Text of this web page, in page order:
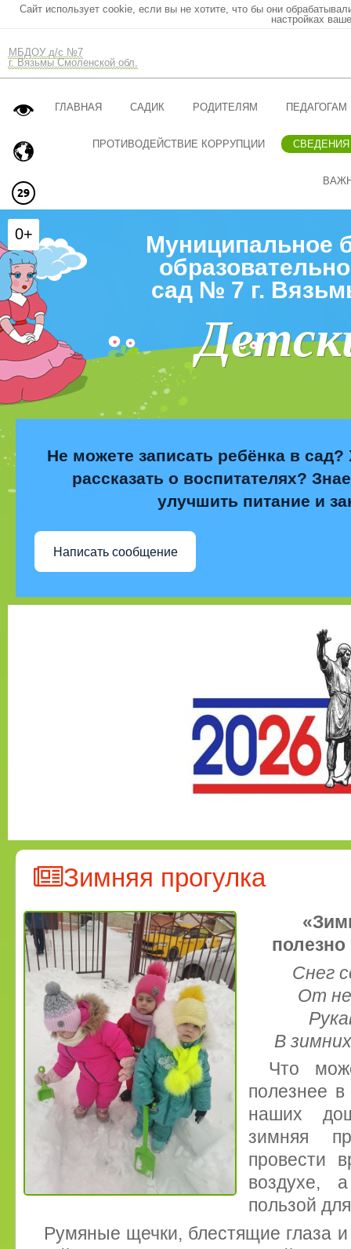
Сайт использует cookie, если вы не хотите, что бы они
настройках
МБДОУ д/с №7
г. Вязьмы Смоленской обл.
ГЛАВНАЯ САДИК РОДИТЕЛЯМ ПЕДАГОГАМ
ПРОТИВОДЕЙСТВИЕ КОРРУПЦИИ
Муниципальное
сад № 7 г.
Не можете записать ребёнка в сад?
рассказать о воспитателях?
улучшить питание и
Написать сообщение
Зимняя прогулка
полезно
Снег
От
В
Что
полезнее
наших
зимняя
провести
воздухе,
пользой
Румяные щечки, блестящие глаза
0+